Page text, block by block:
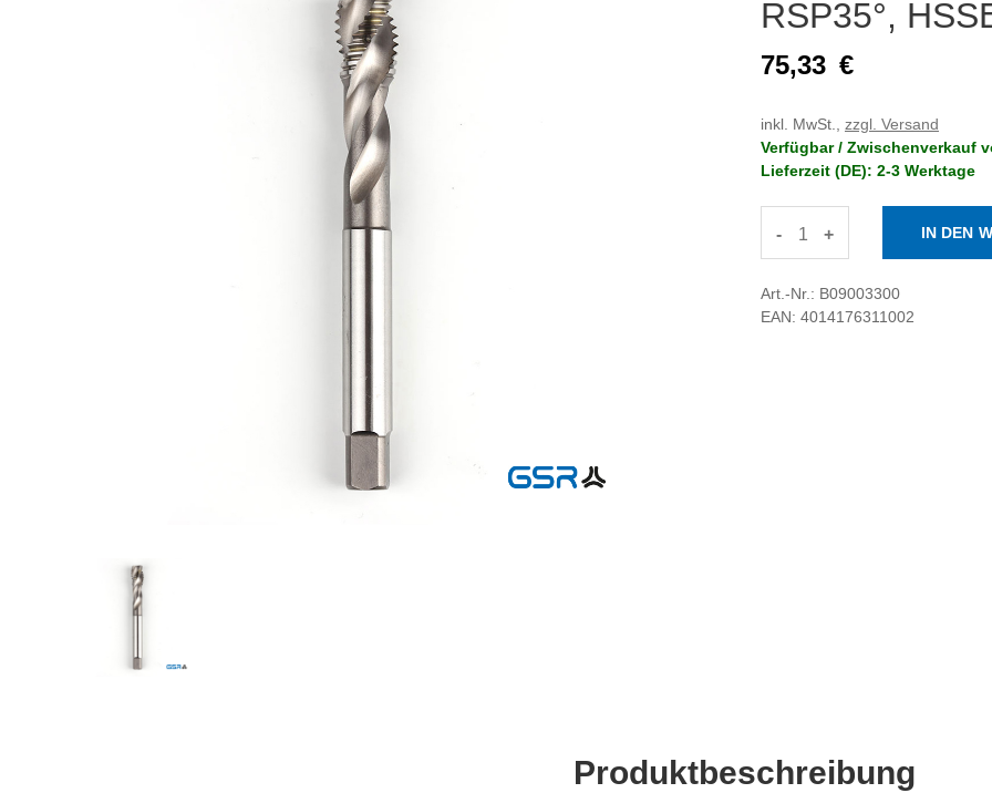
RSP35°,
75,33 €
inkl. MwSt., zzgl. Versand
Verfügbar / Zwischenverkauf
Lieferzeit (DE): 2-3 Werktage
- +
Art.-Nr.: B09003300
EAN: 4014176311002
Produktbeschreibung